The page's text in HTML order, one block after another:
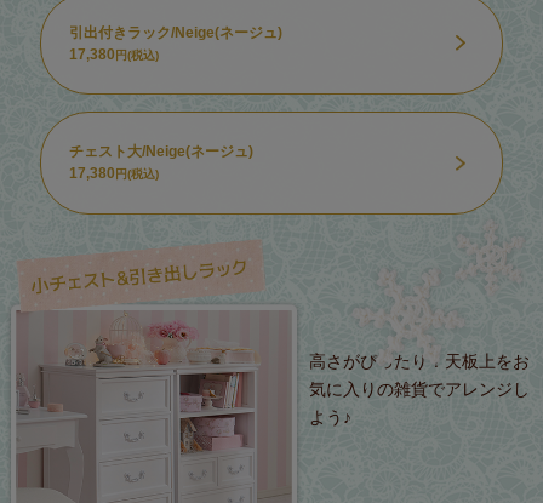
引出付きラック/Neige(ネージュ)
17,380 円(税込)
チェスト大/Neige(ネージュ)
17,380 円(税込)
高さがぴったり！天板上をお
気に入りの雑貨でアレンジし
よう♪